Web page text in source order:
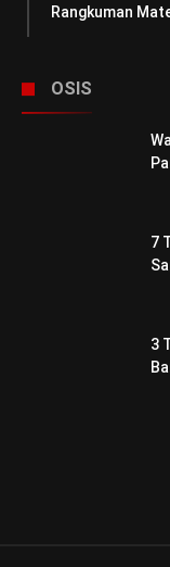
Rangkuman
OSIS
7
3